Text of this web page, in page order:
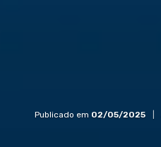
Publicado em 02/05/2025